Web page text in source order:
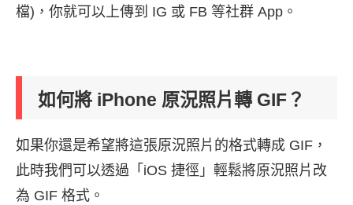
檔)，你就可以上傳到 IG 或 FB 等社群 App。
如何將 iPhone 原況照片轉 GIF？
如果你還是希望將這張原況照片的格式轉成 GIF，
此時我們可以透過「iOS 捷徑」輕鬆將原況照片改
為 GIF 格式。